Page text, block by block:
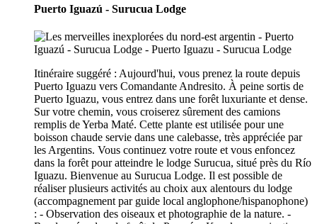
Puerto Iguazú - Surucua Lodge
Itinéraire suggéré : Aujourd'hui, vous prenez la route depuis
Puerto Iguazu vers Comandante Andresito. À peine sortis de
Puerto Iguazu, vous entrez dans une forêt luxuriante et dense.
Sur votre chemin, vous croiserez sûrement des camions
remplis de Yerba Maté. Cette plante est utilisée pour une
boisson chaude servie dans une calebasse, très appréciée par
les Argentins. Vous continuez votre route et vous enfoncez
dans la forêt pour atteindre le lodge Surucua, situé près du Río
Iguazu. Bienvenue au Surucua Lodge. Il est possible de
réaliser plusieurs activités au choix aux alentours du lodge
(accompagnement par guide local anglophone/hispanophone)
: - Observation des oiseaux et photographie de la nature. -